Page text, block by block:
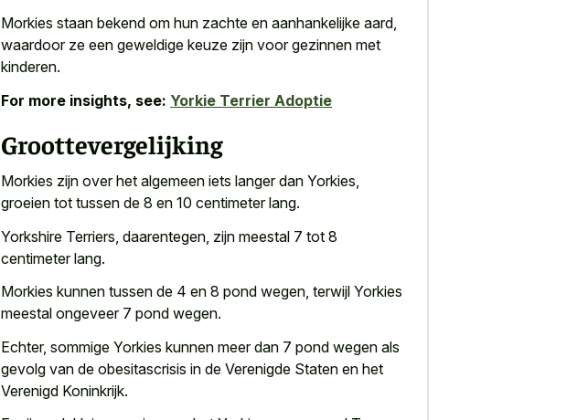
Morkies staan bekend om hun zachte en aanhankelijke aard,
waardoor ze een geweldige keuze zijn voor gezinnen met
kinderen.
For more insights, see: Yorkie Terrier Adoptie
Groottevergelijking
Morkies zijn over het algemeen iets langer dan Yorkies,
groeien tot tussen de 8 en 10 centimeter lang.
Yorkshire Terriers, daarentegen, zijn meestal 7 tot 8
centimeter lang.
Morkies kunnen tussen de 4 en 8 pond wegen, terwijl Yorkies
meestal ongeveer 7 pond wegen.
Echter, sommige Yorkies kunnen meer dan 7 pond wegen als
gevolg van de obesitascrisis in de Verenigde Staten en het
Verenigd Koninkrijk.